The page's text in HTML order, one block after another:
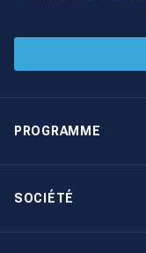
PROGRAMME
Avantages
SOCIÉTÉ